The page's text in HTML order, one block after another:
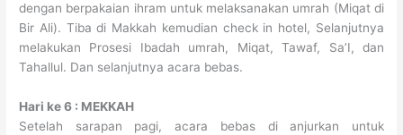
dengan berpakaian ihram untuk melaksanakan umrah (Miqat di
Bir Ali). Tiba di Makkah kemudian check in hotel, Selanjutnya
melakukan Prosesi Ibadah umrah, Miqat, Tawaf, Sa’I, dan
Tahallul. Dan selanjutnya acara bebas.
Hari ke 6 : MEKKAH
Setelah sarapan pagi, acara bebas di anjurkan untuk